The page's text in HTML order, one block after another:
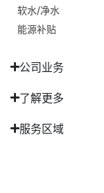
软水/净水
能源补贴
公司业务
了解更多
服务区域